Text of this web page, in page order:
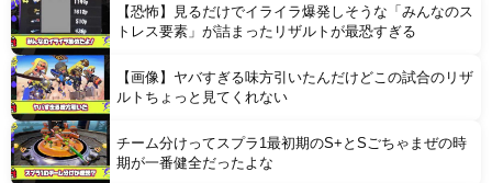
【恐怖】見るだけでイライラ爆発しそうな「みんなのス
トレス要素」が詰まったリザルトが最恐すぎる
【画像】ヤバすぎる味方引いたんだけどこの試合のリザ
ルトちょっと見てくれない
チーム分けってスプラ1最初期のS+とSごちゃまぜの時
期が一番健全だったよな